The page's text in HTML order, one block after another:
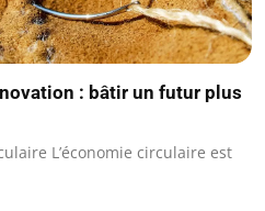
: bâtir un futur plus
L’économie circulaire est